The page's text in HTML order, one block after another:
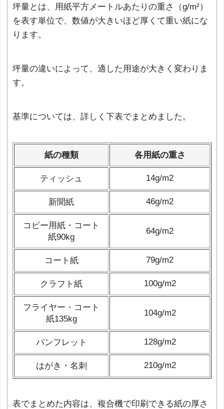
坪量とは、用紙平方メートルあたりの重さ（g/m²）
を表す単位で、数値が大きいほど厚くて重い紙にな
ります。
坪量の違いによって、適した用途が大きく変わりま
す。
基準については、詳しく下表でまとめました。
紙の種類 各用紙の重さ
ティッシュ 14g/m2
新聞紙 46g/m2
コピー用紙・コート
紙90kg
64g/m2
コート紙 79g/m2
クラフト紙 100g/m2
フライヤー・コート
紙135kg
104g/m2
パンフレット 128g/m2
はがき・名刺 210g/m2
表でまとめた内容は、複合機で印刷できる紙の厚さ